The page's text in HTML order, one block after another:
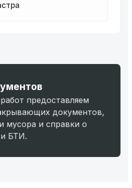
предоставляем
документов,
мусора и справки о
БТИ.